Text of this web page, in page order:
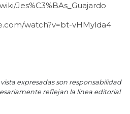
Jes%C3%BAs_Guajardo
watch?v=bt-vHMylda4
expresadas son responsabilidad
reflejan la línea editorial